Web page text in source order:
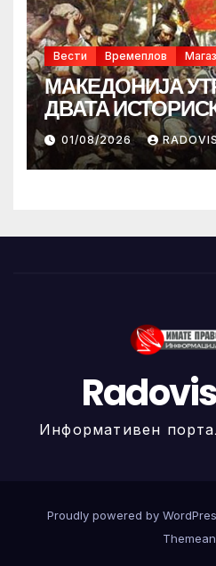
Вести Времеплов
МАКЕДОНИЈА
ДВАТА
ИЛИНДЕНА!
01/08/2026
Информативен
Proudly powered by